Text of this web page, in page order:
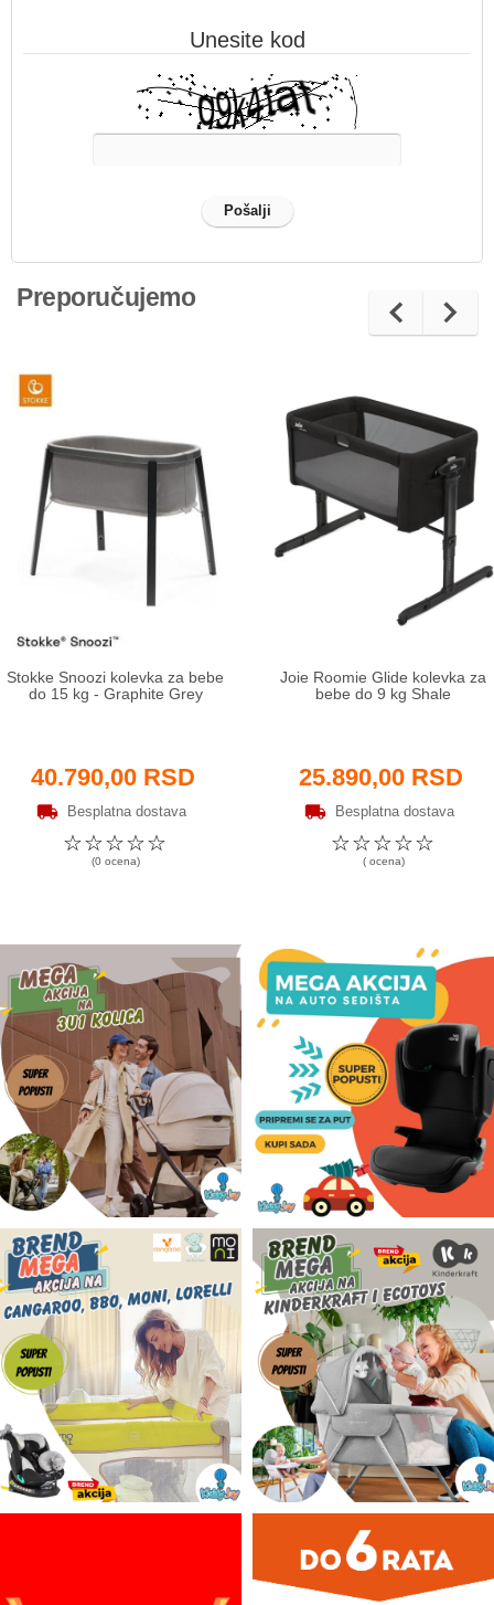
Unesite kod
Preporučujemo
Stokke Snoozi kolevka za bebe
do 15 kg - Graphite Grey
40.790,00 RSD
Besplatna dostava
☆
☆
☆
☆
☆
(0 ocena)
Joie Roomie Glide kolevka za
bebe do 9 kg Shale
25.890,00 RSD
Besplatna dostava
☆
☆
☆
☆
☆
( ocena)